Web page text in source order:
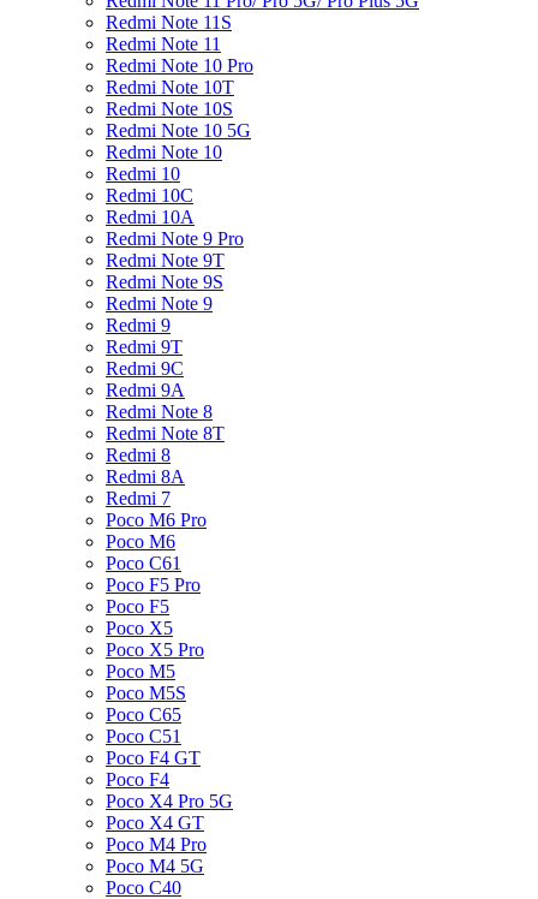
Redmi Note 11S
Redmi Note 11
Redmi Note 10 Pro
Redmi Note 10T
Redmi Note 10S
Redmi Note 10 5G
Redmi Note 10
Redmi 10
Redmi 10C
Redmi 10A
Redmi Note 9 Pro
Redmi Note 9T
Redmi Note 9S
Redmi Note 9
Redmi 9
Redmi 9T
Redmi 9C
Redmi 9A
Redmi Note 8
Redmi Note 8T
Redmi 8
Redmi 8A
Redmi 7
Poco M6 Pro
Poco M6
Poco C61
Poco F5 Pro
Poco F5
Poco X5
Poco X5 Pro
Poco M5
Poco M5S
Poco C65
Poco C51
Poco F4 GT
Poco F4
Poco X4 Pro 5G
Poco X4 GT
Poco M4 Pro
Poco M4 5G
Poco C40